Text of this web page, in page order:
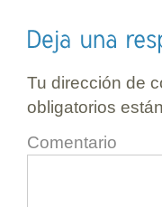
Tu dirección de
obligatorios
Comentario